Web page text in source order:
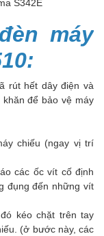
S342E
máy
rút hết dây điện và
để bảo vệ máy
chiếu (ngay vị trí
các ốc vít cố định
đụng đến những vít
kéo chặt trên tay
(ở bước này, các